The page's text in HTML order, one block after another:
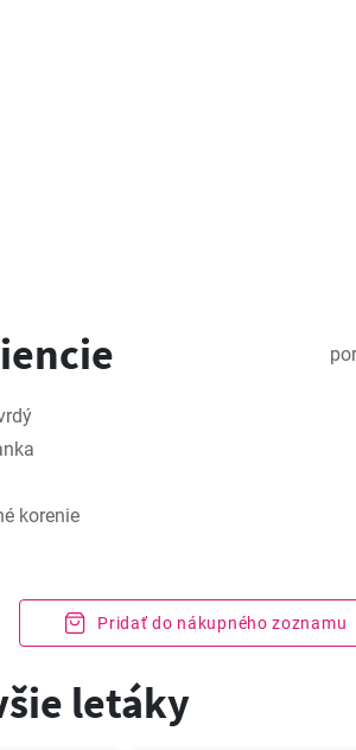
korenie
Pridať do nákupného zoznamu
letáky